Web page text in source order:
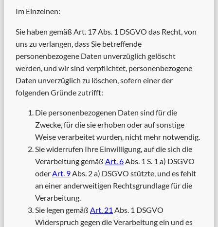
Im Einzelnen:
Sie haben gemäß Art. 17 Abs. 1 DSGVO das Recht, von
uns zu verlangen, dass Sie betreffende
personenbezogene Daten unverzüglich gelöscht
werden, und wir sind verpflichtet, personenbezogene
Daten unverzüglich zu löschen, sofern einer der
folgenden Gründe zutrifft:
Die personenbezogenen Daten sind für die
Zwecke, für die sie erhoben oder auf sonstige
Weise verarbeitet wurden, nicht mehr notwendig.
Sie widerrufen Ihre Einwilligung, auf die sich die
Verarbeitung gemäß Art. 6 Abs. 1 S. 1 a) DSGVO
oder Art. 9 Abs. 2 a) DSGVO stützte, und es fehlt
an einer anderweitigen Rechtsgrundlage für die
Verarbeitung.
Sie legen gemäß Art. 21 Abs. 1 DSGVO
Widerspruch gegen die Verarbeitung ein und es